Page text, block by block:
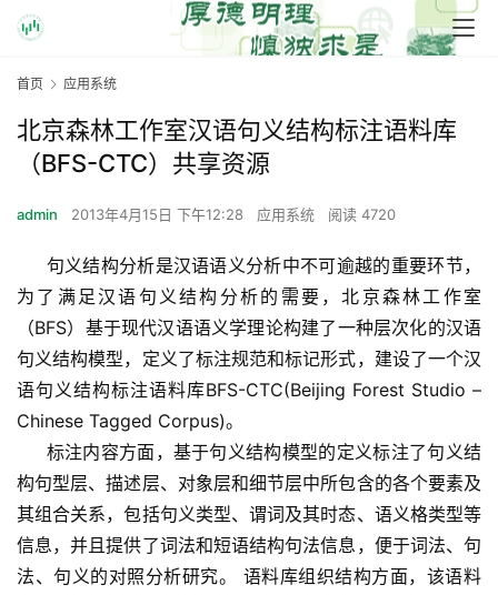
首页 应用系统
北京森林工作室汉语句义结构标注语料库
（BFS-CTC）共享资源
admin 2013年4月15日 下午12:28 应用系统 阅读 4720
句义结构分析是汉语语义分析中不可逾越的重要环节，
为了满足汉语句义结构分析的需要，北京森林工作室
（BFS）基于现代汉语语义学理论构建了一种层次化的汉语
句义结构模型，定义了标注规范和标记形式，建设了一个汉
语句义结构标注语料库BFS-CTC(Beijing Forest Studio –
Chinese Tagged Corpus)。
标注内容方面，基于句义结构模型的定义标注了句义结
构句型层、描述层、对象层和细节层中所包含的各个要素及
其组合关系，包括句义类型、谓词及其时态、语义格类型等
信息，并且提供了词法和短语结构句法信息，便于词法、句
法、句义的对照分析研究。 语料库组织结构方面，该语料